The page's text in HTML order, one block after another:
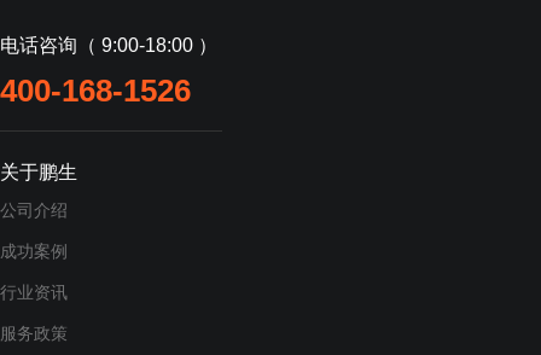
电话咨询（ 9:00-18:00 ）
400-168-1526
关于鹏生
公司介绍
成功案例
行业资讯
服务政策